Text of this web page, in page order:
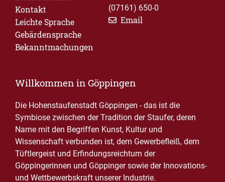
Kontakt
Leichte Sprache
Gebärdensprache
Bekanntmachungen
(07161) 650-0
Email
Willkommen in Göppingen
Die Hohenstaufenstadt Göppingen - das ist die
Symbiose zwischen der Tradition der Staufer, deren
Name mit den Begriffen Kunst, Kultur und
Wissenschaft verbunden ist, dem Gewerbefleiß, dem
Tüftlergeist und Erfindungsreichtum der
Göppingerinnen und Göppinger sowie der Innovations-
und Wettbewerbskraft unserer Industrie.